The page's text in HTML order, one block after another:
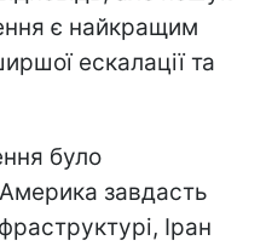
є найкращим
ескалації та
було
завдасть
Іран